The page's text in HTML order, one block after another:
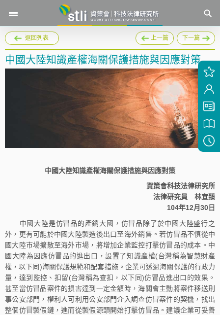
返回列表 上一篇 下一篇
中國大陸知識產權海關保護措施與因應對策
中國大陸知識產權海關保護措施與因應對策
資策會科技法律研究所
法律研究員 林宜臻
104年12月30日
中國大陸是仿冒品的產銷大國，仿冒品除了於中國大陸盛行之
外，更有可能於中國大陸製造後出口至海外銷售。若仿冒品不慎從中
國大陸市場擴散至海外市場，將增加企業監控打擊仿冒品的成本。中
國大陸為因應仿冒品的進出口，設置了知識產權(台灣稱為智慧財產
權，以下同)海關保護規範和配套措施。企業可透過海關保護的行政力
量，達到監控、扣留(台灣稱為查扣，以下同)仿冒品進出口的效果。
甚至當仿冒品案件的損害達到一定金額時，海關會主動將案件移送刑
事公安部門，權利人可利用公安部門介入調查仿冒案件的契機，找出
整個仿冒製假鏈，進而從製假源頭開始打擊仿冒品。建議企業可妥善